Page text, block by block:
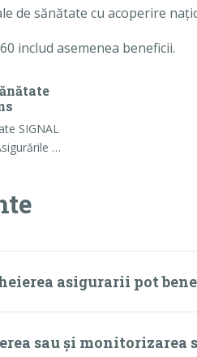
de sănătate cu acoperire
includ asemenea beneficii.
SIGNAL
…
asigurarii pot
sau și monitorizarea